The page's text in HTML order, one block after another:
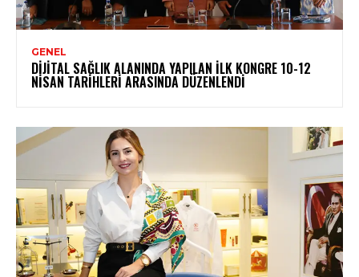
GENEL
DIJITAL SAĞLIK ALANINDA YAPILAN İLK KONGRE 10-12
NISAN TARIHLERI ARASINDA DÜZENLENDI